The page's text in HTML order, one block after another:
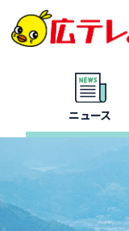
ニュース